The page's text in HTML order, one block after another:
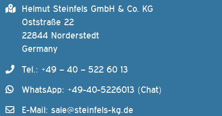
Helmut Steinfels GmbH & Co. KG
Oststraße 22
22844 Norderstedt
Germany
Tel.: +49 – 40 – 522 60 13
WhatsApp: +49-40-5226013 (Chat)
E-Mail: sale@steinfels-kg.de